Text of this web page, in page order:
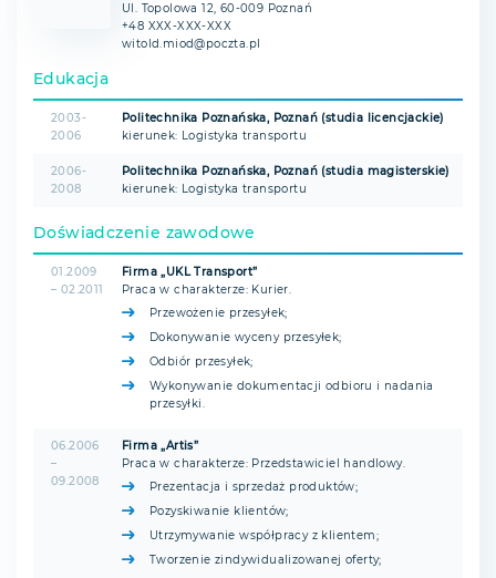
Ul. Topolowa 12, 60-009 Poznań
+48 XXX-XXX-XXX
witold.miod@poczta.pl
Edukacja
2003-
2006
Politechnika Poznańska, Poznań (studia licencjackie)
kierunek: Logistyka transportu
2006-
2008
Politechnika Poznańska, Poznań (studia magisterskie)
kierunek: Logistyka transportu
Doświadczenie zawodowe
01.2009
– 02.2011
Firma „UKL Transport”
Praca w charakterze: Kurier.
Przewożenie przesyłek;
Dokonywanie wyceny przesyłek;
Odbiór przesyłek;
Wykonywanie dokumentacji odbioru i nadania
przesyłki.
06.2006
–
09.2008
Firma „Artis”
Praca w charakterze: Przedstawiciel handlowy.
Prezentacja i sprzedaż produktów;
Pozyskiwanie klientów;
Utrzymywanie współpracy z klientem;
Tworzenie zindywidualizowanej oferty;